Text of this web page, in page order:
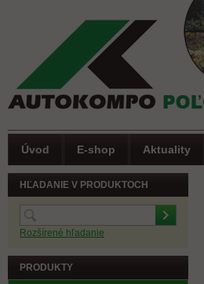
HĽADANIE V PRODUKTOCH
Rozšírené hľadanie
PRODUKTY
Úvod E-shop Aktuality